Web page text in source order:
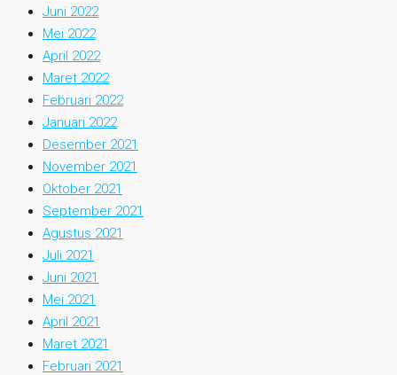
Juni 2022
Mei 2022
April 2022
Maret 2022
Februari 2022
Januari 2022
Desember 2021
November 2021
Oktober 2021
September 2021
Agustus 2021
Juli 2021
Juni 2021
Mei 2021
April 2021
Maret 2021
Februari 2021